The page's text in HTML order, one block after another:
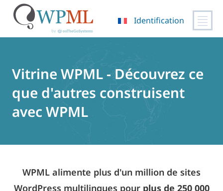
Identification
Vitrine WPML - Découvrez ce
que d'autres construisent
avec WPML
WPML alimente plus d'un million de sites
WordPress multilingues pour plus de 250 000